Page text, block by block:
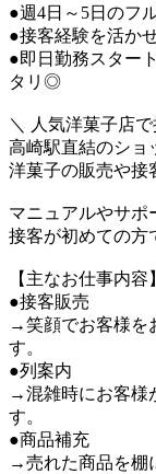
●週4日～5日のフ
●接客経験を活か
●即日勤務スター
タリ◎
＼ 人気洋菓子店
高崎駅直結のショ
洋菓子の販売や接
マニュアルやサポ
接客が初めての
【主なお仕事内容】
●接客販売
→笑顔でお客様を
す。
●列案内
→混雑時にお客様
す。
●商品補充
→売れた商品を棚